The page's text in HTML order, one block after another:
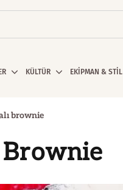
KÜLTÜR EKİPMAN & STİL
brownie
Brownie